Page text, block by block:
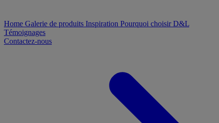
Home Galerie de produits Inspiration Pourquoi choisir D&L
Témoignages
Contactez-nous